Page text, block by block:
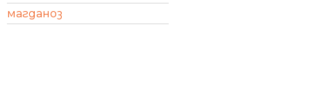
магданоз